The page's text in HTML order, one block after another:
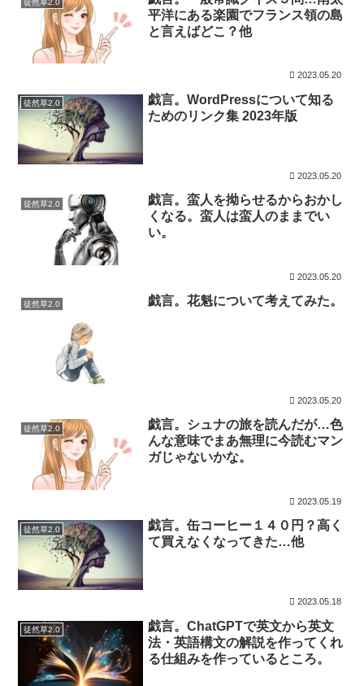
徒然草2.0
平洋にある楽園でフランス領の島
と言えばどこ？他
2023.05.20
徒然草2.0
戯言。WordPressについて知る
ためのリンク集 2023年版
2023.05.20
徒然草2.0
戯言。蛮人を拗らせるからおかし
くなる。蛮人は蛮人のままでい
い。
2023.05.20
徒然草2.0 戯言。花魁について考えてみた。
2023.05.20
徒然草2.0
戯言。シュナの旅を読んだが…色
んな意味でまあ無理に今読むマン
ガじゃないかな。
2023.05.19
徒然草2.0
戯言。缶コーヒー１４０円？高く
て買えなくなってきた…他
2023.05.18
徒然草2.0
戯言。ChatGPTで英文から英文
法・英語構文の解説を作ってくれ
る仕組みを作っているところ。